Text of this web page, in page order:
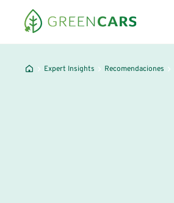
Expert Insights Recomendaciones